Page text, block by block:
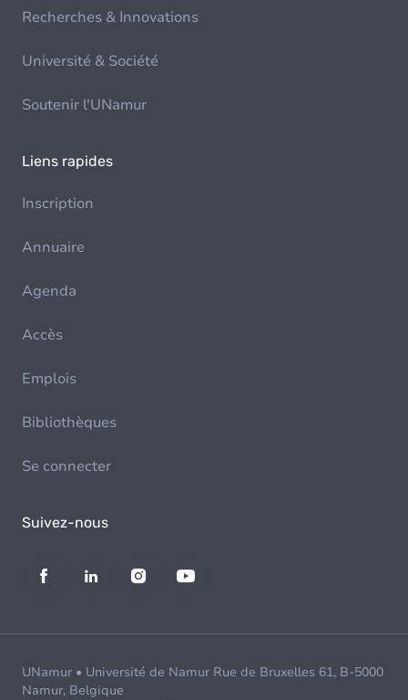
Recherches & Innovations
Université & Société
Soutenir l'UNamur
Liens rapides
Inscription
Annuaire
Agenda
Accès
Emplois
Bibliothèques
Se connecter
Suivez-nous
UNamur • Université de Namur Rue de Bruxelles 61, B-5000
Namur, Belgique